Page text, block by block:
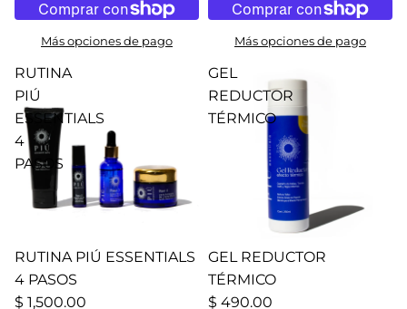
Más opciones de pago Más opciones de pago
RUTINA
PIÚ
ESSENTIALS
4
PASOS
RUTINA PIÚ ESSENTIALS
4 PASOS
$ 1,500.00
GEL
REDUCTOR
TÉRMICO
GEL REDUCTOR
TÉRMICO
$ 490.00